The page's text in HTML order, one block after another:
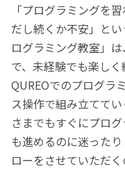
「プログラミングを
だし続くか不安」と
ログラミング教室」
で、未経験でも楽し
QUREOでのプログラ
ス操作で組み立てて
さまでもすぐにプロ
も進めるのに迷った
ローをさせていただ